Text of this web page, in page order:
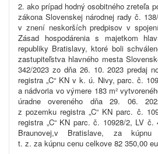
2. ako prípad hodný osobitného zreteľa
zákona Slovenskej národnej rady č.
v znení neskorších predpisov v
Zásad hospodárenia s majetkom
republiky Bratislavy, ktoré boli
zastupiteľstva hlavného mesta
342/2023 zo dňa 26. 10. 2023 predaj
registra „C“ KN v k. ú. Nivy, parc. č.
a nádvoria vo výmere 183 m²
úradne overeného dňa 29. 06.
z pozemku registra „C“ KN parc. č.
registra „C“ KN parc. č. 10928/2, LV
Braunovej,v Bratislave, za
t. z. za kúpnu cenu celkove 82 350,00